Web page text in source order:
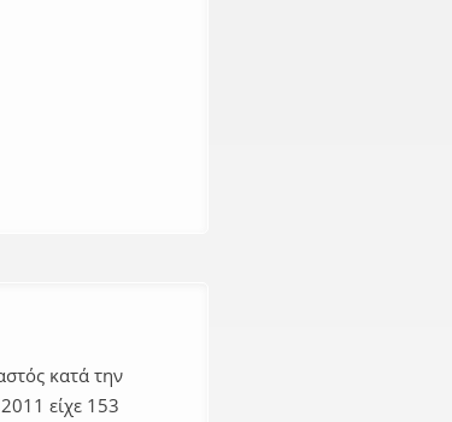
κατά την
είχε 153